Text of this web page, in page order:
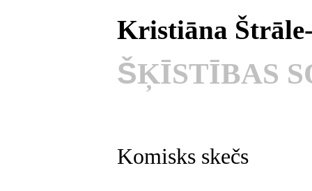
Kristiāna
ŠĶĪSTĪBAS
Komisks skečs